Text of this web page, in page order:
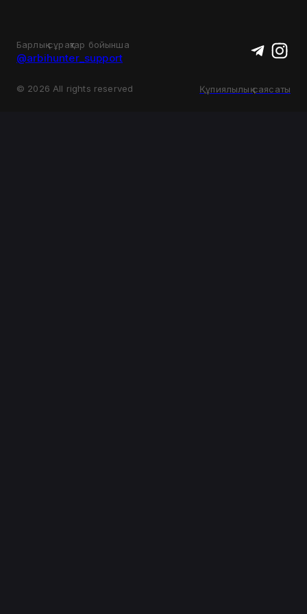
Барлық сұрақтар бойынша
@arbihunter_support
© 2026 All rights reserved Құпиялылық саясаты